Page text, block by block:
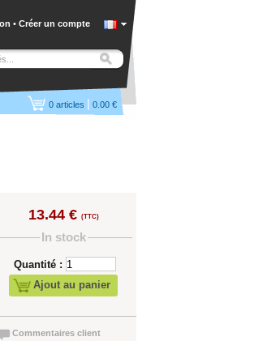
• Créer un compte
0 articles | 0.00 €
13.44 € (TTC)
In stock
Quantité :
Ajout au panier
Commentaires client